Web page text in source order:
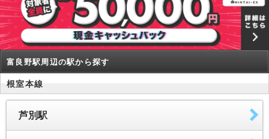
富良野駅周辺の駅から探す
根室本線
芦別駅